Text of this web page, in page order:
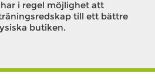
i regel möjlighet att
till ett bättre
butiken.